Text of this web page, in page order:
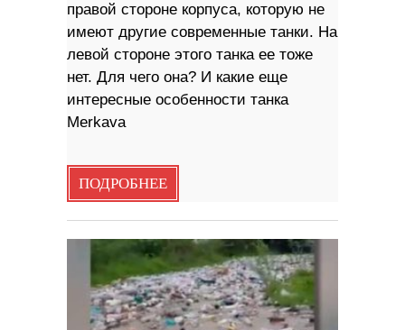
правой стороне корпуса, которую не
имеют другие современные танки. На
левой стороне этого танка ее тоже
нет. Для чего она? И какие еще
интересные особенности танка
Merkava
ПОДРОБНЕЕ